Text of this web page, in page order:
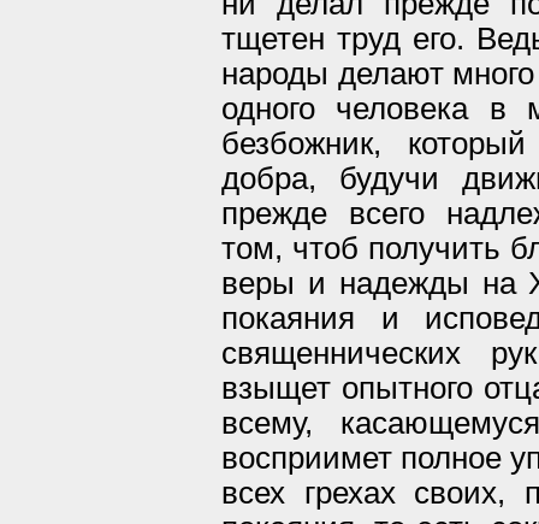
тщетен труд его.
народы делают
одного человека
безбожник,
добра, будучи
прежде всего
том, чтоб получить
веры и надежды на
покаяния и
священнических
взыщет опытного
всему,
восприимет полное
всех грехах своих,